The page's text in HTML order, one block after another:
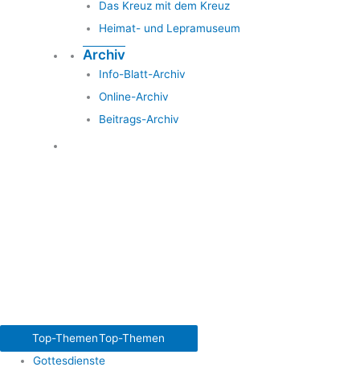
Das Kreuz mit dem Kreuz
Heimat- und Lepramuseum
Archiv
Info-Blatt-Archiv
Online-Archiv
Beitrags-Archiv
Top-ThemenTop-Themen
Gottesdienste